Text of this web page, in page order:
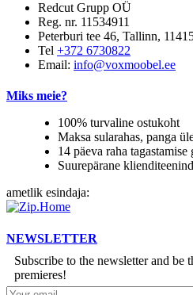
Redcut Grupp OÜ
Reg. nr. 11534911
Peterburi tee 46, Tallinn,
Tel +372 6730822
Email: info@voxmoobel.ee
Miks meie?
100% turvaline ostukoht
Maksa sularahas, panga
14 päeva raha tagastamise
Suurepärane
ametlik esindaja:
NEWSLETTER
Subscribe to the newsletter and be
premieres!